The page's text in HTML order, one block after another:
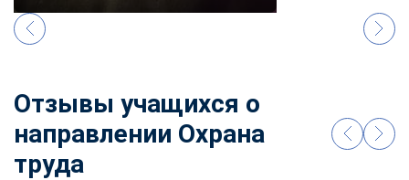
Отзывы учащихся о
направлении Охрана
труда